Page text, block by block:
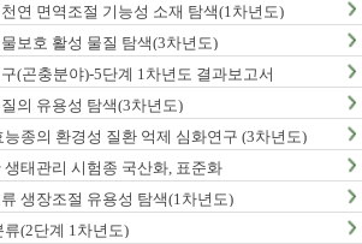
연 면역조절 기능성 소재 탐색(1차년도)
보호 활성 물질 탐색(3차년도)
(곤충분야)-5단계 1차년도 결과보고서
의 유용성 탐색(3차년도)
종의 환경성 질환 억제 심화연구 (3차년도)
태관리 시험종 국산화, 표준화
생장조절 유용성 탐색(1차년도)
(2단계 1차년도)